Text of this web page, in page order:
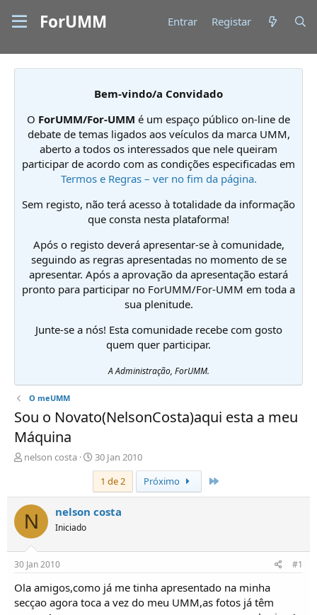
ForUMM Entrar Registar
Bem-vindo/a Convidado
O ForUMM/For-UMM é um espaço público on-line de
debate de temas ligados aos veículos da marca UMM,
aberto a todos os interessados que nele queiram
participar de acordo com as condições especificadas em
Termos e Regras – ver no fim da página.
Sem registo, não terá acesso à totalidade da informação
que consta nesta plataforma!
Após o registo deverá apresentar-se à comunidade,
seguindo as regras apresentadas no momento de se
apresentar. Após a aprovação da apresentação estará
pronto para participar no ForUMM/For-UMM em toda a
sua plenitude.
Junte-se a nós! Esta comunidade recebe com gosto
quem quer participar.
A Administração, ForUMM.
O meUMM
Sou o Novato(NelsonCosta)aqui esta a meu
Máquina
I
c
i
a
d
d
e
ó
nelson costa
D
a
a
d
e
i
30 Jan 2010
1 de 2
Próximo
N nelson costa
Iniciado
30 Jan 2010 #1
Ola amigos,como já me tinha apresentado na minha
secçao agora toca a vez do meu UMM,as fotos já têm